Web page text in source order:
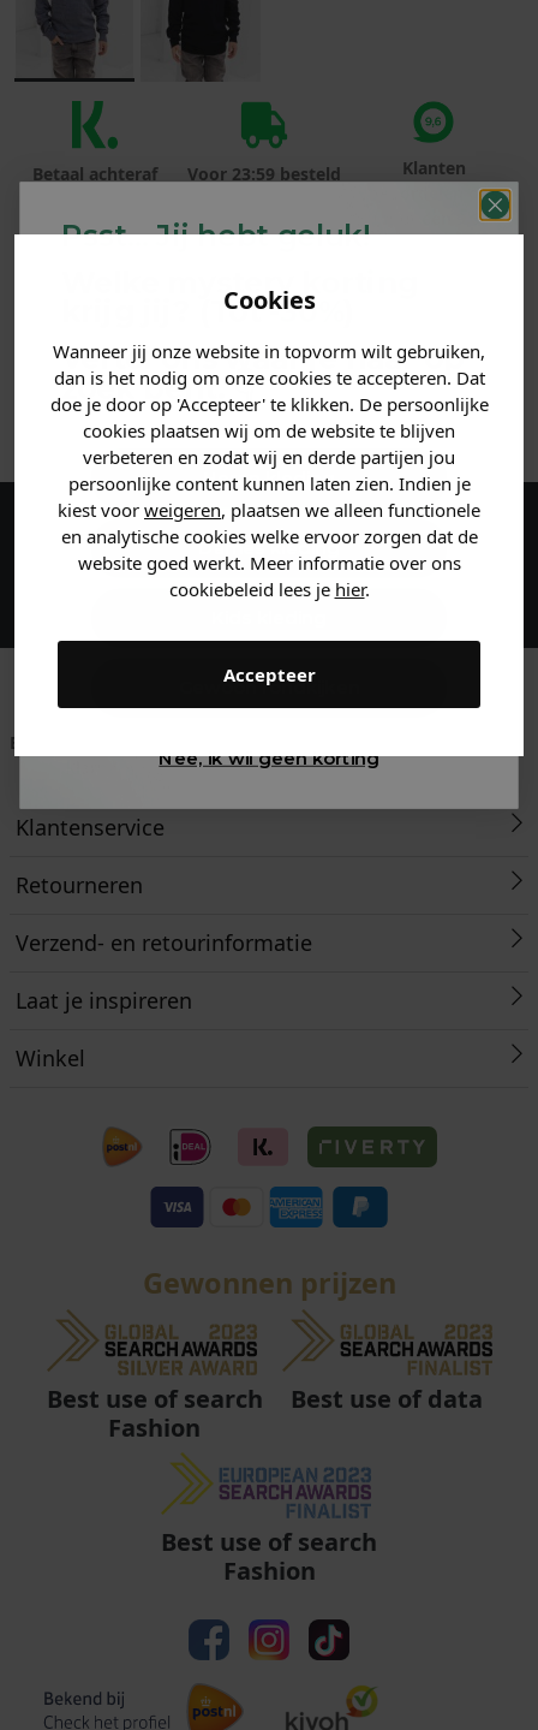
Cookies
Wanneer jij onze website in topvorm wilt gebruiken,
dan is het nodig om onze cookies te accepteren. Dat
doe je door op 'Accepteer' te klikken. De persoonlijke
cookies plaatsen wij om de website te blijven
verbeteren en zodat wij en derde partijen jou
persoonlijke content kunnen laten zien. Indien je
kiest voor weigeren, plaatsen we alleen functionele
en analytische cookies welke ervoor zorgen dat de
website goed werkt. Meer informatie over ons
cookiebeleid lees je hier.
Accepteer
Betaal achteraf
Voor 23:59 besteld
Klanten
beoordelen ons
met een 9,6!
MATERIAAL & WASVOORSCHRIFT
ANDERE BESTELDEN OOK
Maak een account aan en ontvang 5%
korting op je eerste bestelling!
Betaal achteraf met
is morgen in huis!*
ons met een 9,6!
Klantenservice
Retourneren
Verzend- en retourinformatie
Laat je inspireren
Winkel
Gewonnen prijzen
Best use of search
Fashion
Best use of data
Best use of search
Fashion
Psst... Jij hebt geluk!
Welke mystery
krijg jij? (Tot-30%
Vertel ons waar je naar op
zoek bent. 👇
Heren kleding
Dames kleding
Gewoon rondkijken
Nee, ik wil geen korting